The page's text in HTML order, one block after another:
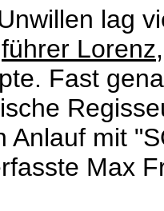
lag
Lorenz
Fast
Anlauf mit
Max